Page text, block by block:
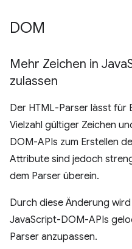
DOM
Mehr Zeichen in Java
zulassen
Der HTML-Parser lässt für
Vielzahl gültiger Zeichen
DOM-APIs zum Erstellen
Attribute sind jedoch
dem Parser überein.
Durch diese Änderung
JavaScript-DOM-APIs
Parser anzupassen.